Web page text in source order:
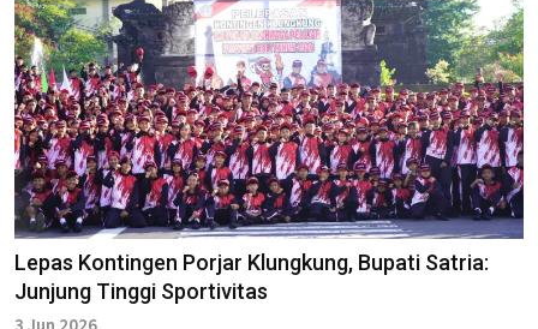
Lepas Kontingen Porjar Klungkung, Bupati Satria:
Junjung Tinggi Sportivitas
3 Jun 2026